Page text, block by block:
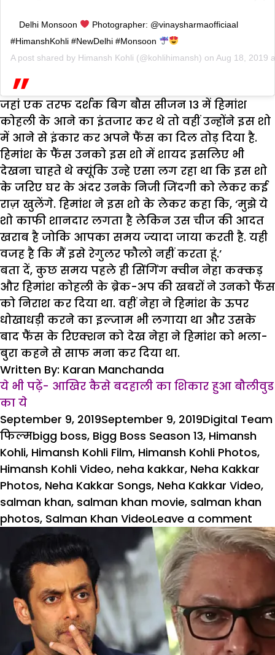
Delhi Monsoon
Photographer: @vinaysharmaofficiaal
#HimanshKohli #NewDelhi #Monsoon
A post shared by Himansh Kohli (@kohlihimansh) on Aug 18, 2019
जहां एक तरफ दर्शक बिग बौस सीजन 13 में हिमांश
कोहली के आने का इंतजार कर थे तो वहीं उन्होंने इस शो
में आने से इंकार कर अपने फैंस का दिल तोड़ दिया है.
हिमांश के फैंस उनको इस शो में शायद इसलिए भी
देखना चाहते थे क्यूंकि उन्हे एसा लग रहा था कि इस शो
के जरिए घर के अंदर उनके निजी जिंदगी को लेकर कई
राज़ खुलेंगे. हिमांश ने इस शो के लेकर कहा कि, ‘मुझे ये
शो काफी शानदार लगता है लेकिन उस चीज की आदत
खराब है जोकि आपका समय ज्यादा जाया करती है. यही
वजह है कि मैं इसे रेगुलर फौलो नहीं करता हूं.’
बता दें, कुछ समय पहले ही सिंगिंग क्वीन नेहा कक्कड़
और हिमांश कोहली के ब्रेक-अप की खबरों ने उनको फैंस
को निराश कर दिया था. वहीं नेहा ने हिमांश के ऊपर
धोखाधड़ी करने का इल्जाम भी लगाया था और उसके
बाद फैंस के रिएक्शन को देख नेहा ने हिमांश को भला-
बुरा कहने से साफ मना कर दिया था.
Written By: Karan Manchanda
ये भी पढ़ें- आखिर कैसे बदहाली का शिकार हुआ बौलीवुड
का ये
Posted
on
September 9, 2019September 9, 2019Author
Digital Team
फिल्मTags
bigg boss, Bigg Boss Season 13, Himansh
Kohli, Himansh Kohli Film, Himansh Kohli Photos,
Himansh Kohli Video, neha kakkar, Neha Kakkar
Photos, Neha Kakkar Songs, Neha Kakkar Video,
salman khan, salman khan movie, salman khan
photos, Salman Khan VideoLeave a comment
नेहा
‘बिग